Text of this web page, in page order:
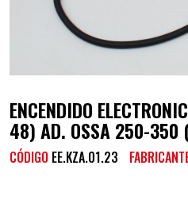
ENCENDIDO
48) AD. OSSA 250-350
CÓDIGO EE.KZA.01.23